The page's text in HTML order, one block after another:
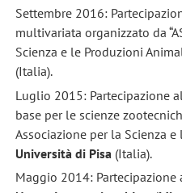
Settembre 2016:
multivariata organizzato da
Scienza e le Produzioni
(Italia).
Luglio 2015: Partecipazione
base per le scienze
Associazione per la Scienza
Università di Pisa (Italia).
Maggio 2014: